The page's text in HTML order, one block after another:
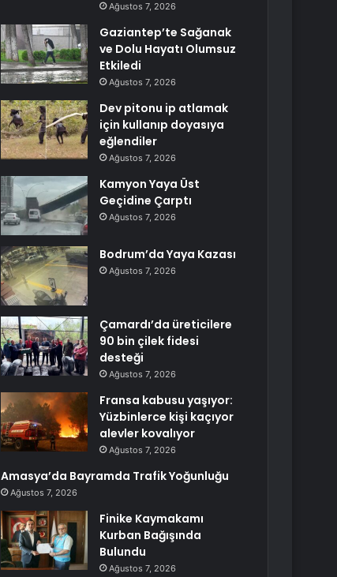
Ağustos 7, 2026
Gaziantep’te Sağanak
ve Dolu Hayatı Olumsuz
Etkiledi
Ağustos 7, 2026
Dev pitonu ip atlamak
için kullanıp doyasıya
eğlendiler
Ağustos 7, 2026
Kamyon Yaya Üst
Geçidine Çarptı
Ağustos 7, 2026
Bodrum’da Yaya Kazası
Ağustos 7, 2026
Çamardı’da üreticilere
90 bin çilek fidesi
desteği
Ağustos 7, 2026
Fransa kabusu yaşıyor:
Yüzbinlerce kişi kaçıyor
alevler kovalıyor
Ağustos 7, 2026
Amasya’da Bayramda Trafik Yoğunluğu
Ağustos 7, 2026
Finike Kaymakamı
Kurban Bağışında
Bulundu
Ağustos 7, 2026